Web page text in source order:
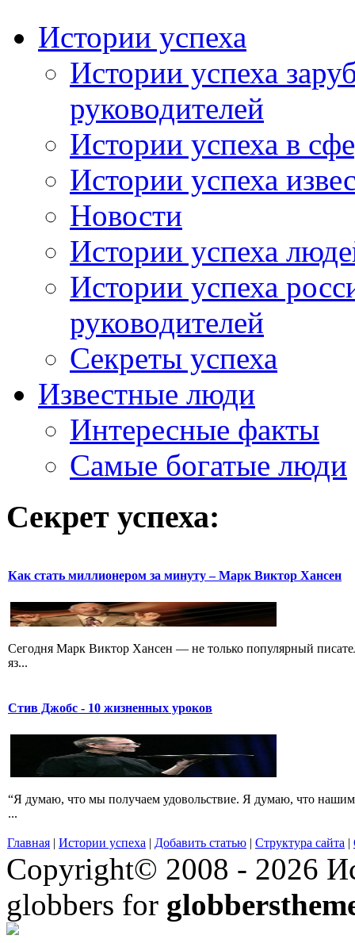
Истории успеха
Истории успеха
руководителей
Истории успеха в
Истории успеха
Новости
Истории успеха
Истории успеха
руководителей
Секреты успеха
Известные люди
Интересные факты
Самые богатые люди
Секрет успеха:
Как стать миллионером за минуту – Марк Виктор Хансен
Сегодня Марк Виктор Хансен — не только популярный
яз...
Стив Джобс - 10 жизненных уроков
“Я думаю, что мы получаем удовольствие. Я думаю, что
...
Главная | Истории успеха | Добавить статью | Структура сайта |
Copyright© 2008 - 2026
globbers for